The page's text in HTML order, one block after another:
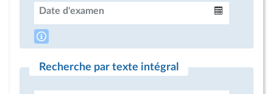
Date d'examen
Recherche par texte intégral